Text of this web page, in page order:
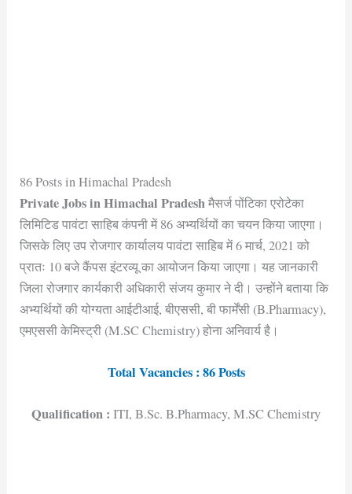
86 Posts in Himachal Pradesh
Private Jobs in Himachal Pradeshमैसर्ज पोंटिका एरोटेका
लिमिटिड पावंटा साहिब कंपनी में 86 अभ्यर्थियों का चयन किया जाएगा।
जिसके लिए उप रोजगार कार्यालय पावंटा साहिब में 6 मार्च, 2021 को
प्रातः 10 बजे कैंपस इंटरव्यू का आयोजन किया जाएगा। यह जानकारी
जिला रोजगार कार्यकारी अधिकारी संजय कुमार ने दी। उन्होंने बताया कि
अभ्यर्थियों की योग्यता आईटीआई, बीएससी, बी फार्मेंसी (B.Pharmacy),
एमएससी केमिस्ट्री (M.SC Chemistry) होना अनिवार्य है।
Total Vacancies : 86 Posts
Qualification : ITI, B.Sc. B.Pharmacy, M.SC Chemistry